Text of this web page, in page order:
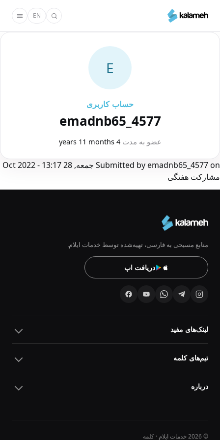
محتوای
اصلی
EN
E
حساب کاربری
emadnb65_4577
عضو به مدت 4 years 11 months
Submitted byemadnb65_4577on
جمعه, 28 Oct 2022 - 13:17
مشارکت هفتگی
منابع مسیحی به فارسی، تهیه‌شده توسط خدمات ایلام.
دریافت اپ
لینک‌های مفید
تیم‌های کلمه
درباره
© 2026 خدمات ایلام · کلمه